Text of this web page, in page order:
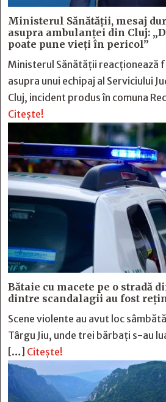
Ministerul Sănătății, mesaj
asupra ambulanței din Cluj:
poate pune vieți în pericol”
Ministerul Sănătății reacționează
asupra unui echipaj al Serviciului
Cluj, incident produs în comuna
Citește!
Bătaie cu macete pe o stradă
dintre scandalagii au fost
Scene violente au avut loc
Târgu Jiu, unde trei bărbați s-au
[…] Citește!